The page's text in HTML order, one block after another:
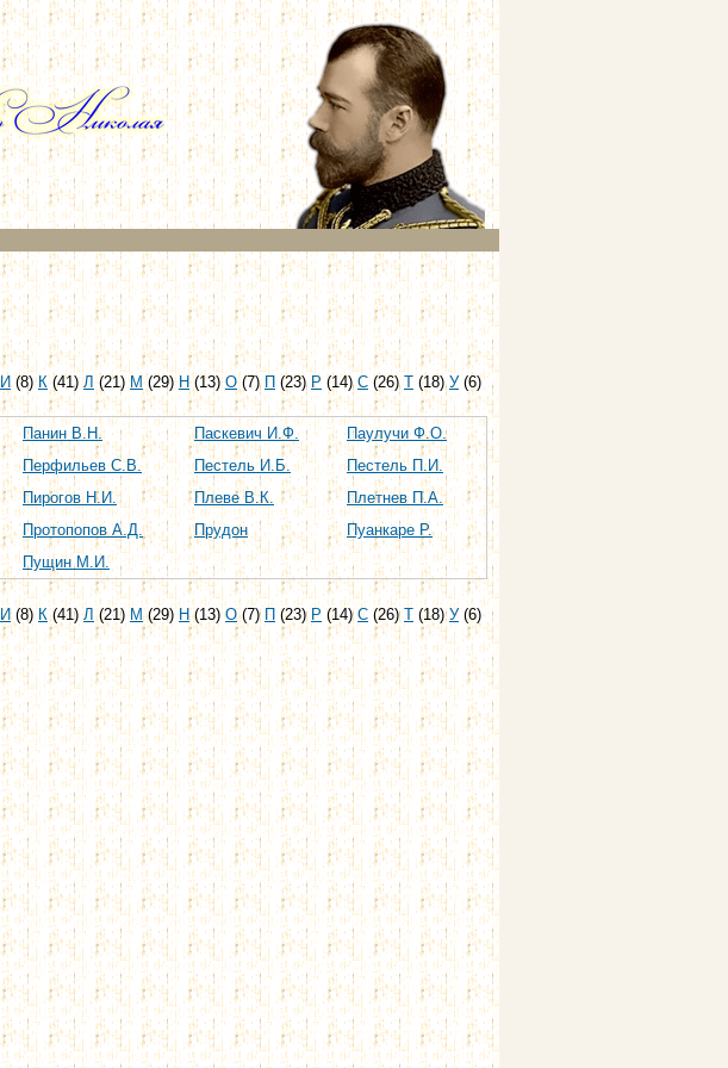
И(8)К(41)Л(21)М(29)Н(13)О(7)П (23)Р (14)С (26)Т (18)У(6)
Панин В.Н. Паскевич И.Ф.
Паулучи Ф.О.
Перфильев С.В. Пестель И.Б.
Пестель П.И.
Пирогов Н.И. Плеве В.К.
Плетнев П.А.
Протопопов А.Д. Прудон
Пуанкаре Р.
Пущин М.И.
И(8)К(41)Л(21)М(29)Н(13)О(7) П (23) Р (14) С (26) Т (18)У(6)